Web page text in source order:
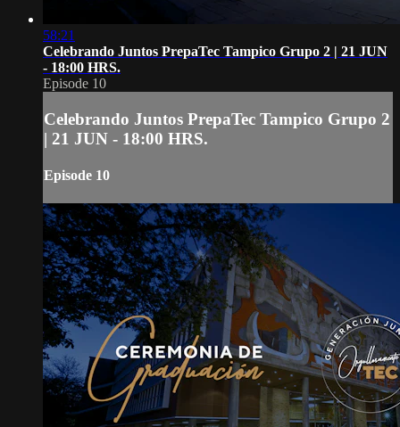
58:21
Celebrando Juntos PrepaTec Tampico Grupo 2 | 21 JUN
- 18:00 HRS.
Episode 10
Celebrando Juntos PrepaTec Tampico Grupo 2
| 21 JUN - 18:00 HRS.
Episode 10